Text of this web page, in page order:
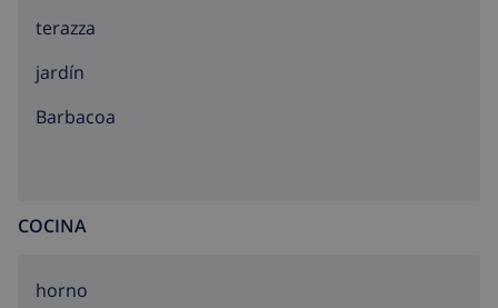
terazza
jardín
barbacoa
COCINA
horno